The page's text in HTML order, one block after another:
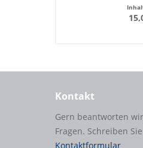
Kontakt
Gern beantworten
Fragen. Schreiben
Kontaktformular